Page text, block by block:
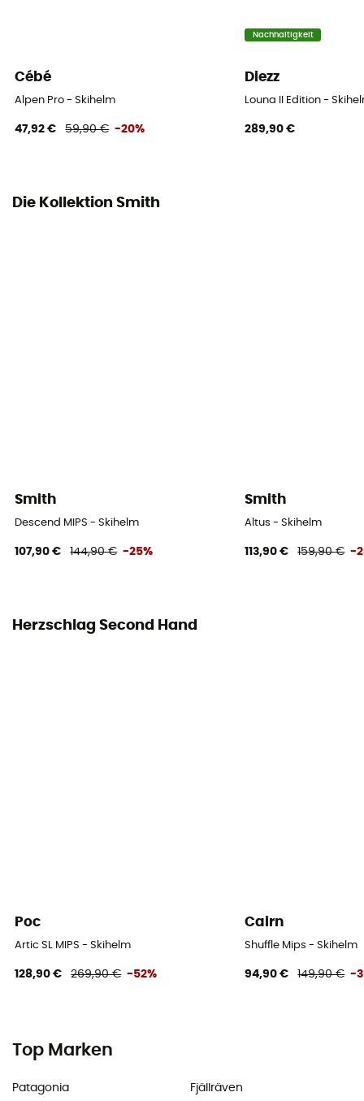
Cébé
Alpen Pro - Skihelm
47,92 € 59,90 € -20%
Nachhaltigkeit
Diezz
Louna II Edition -
289,90 €
Die Kollektion Smith
Smith
Descend MIPS - Skihelm
107,90 € 144,90 € -25%
Smith
Altus - Skihelm
113,90 € 159,90 € -
Herzschlag Second Hand
Poc
Artic SL MIPS - Skihelm
128,90 € 269,90 € -52%
Cairn
Shuffle Mips - Skihelm
94,90 € 149,90 € -
Top Marken
Patagonia
Fjällräven